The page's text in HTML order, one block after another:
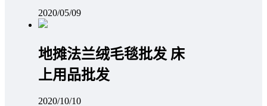
2020/05/09
地摊法兰绒毛毯批发 床
上用品批发
2020/10/10